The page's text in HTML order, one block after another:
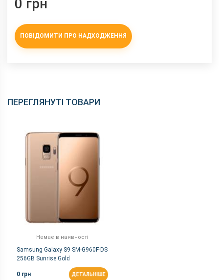
0 грн
ПОВІДОМИТИ ПРО НАДХОДЖЕННЯ
ПЕРЕГЛЯНУТІ ТОВАРИ
Немає в наявності
Samsung Galaxy S9 SM-G960F-DS
256GB Sunrise Gold
0 грн ДЕТАЛЬНІШЕ